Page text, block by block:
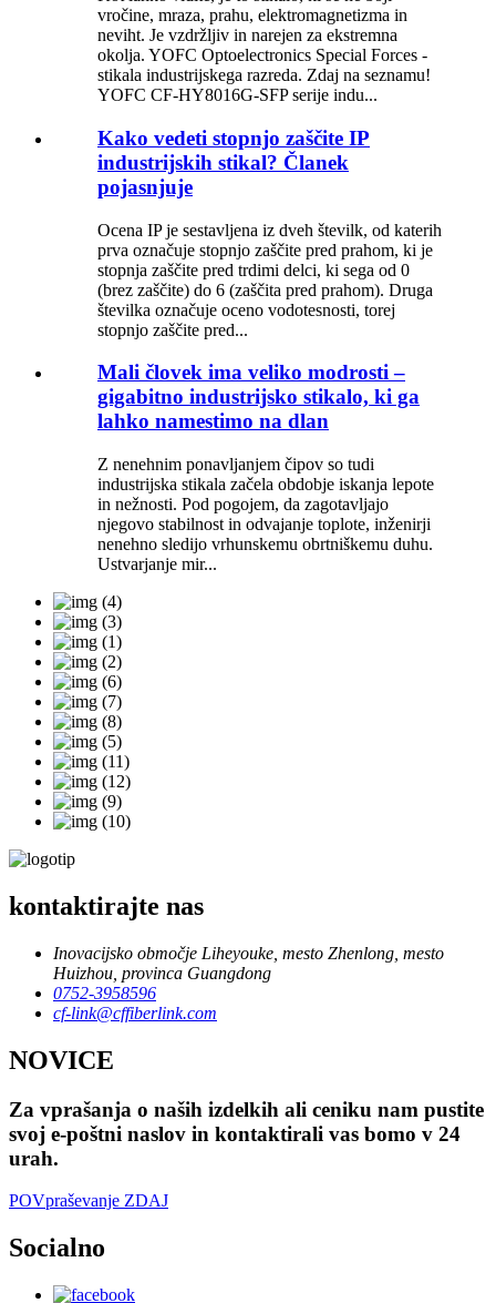
vročine, mraza, prahu, elektromagnetizma in
neviht. Je vzdržljiv in narejen za ekstremna
okolja. YOFC Optoelectronics Special Forces -
stikala industrijskega razreda. Zdaj na seznamu!
YOFC CF-HY8016G-SFP serije indu...
Kako vedeti stopnjo zaščite IP
industrijskih stikal? Članek
pojasnjuje
Ocena IP je sestavljena iz dveh številk, od katerih
prva označuje stopnjo zaščite pred prahom, ki je
stopnja zaščite pred trdimi delci, ki sega od 0
(brez zaščite) do 6 (zaščita pred prahom). Druga
številka označuje oceno vodotesnosti, torej
stopnjo zaščite pred...
Mali človek ima veliko modrosti –
gigabitno industrijsko stikalo, ki ga
lahko namestimo na dlan
Z nenehnim ponavljanjem čipov so tudi
industrijska stikala začela obdobje iskanja lepote
in nežnosti. Pod pogojem, da zagotavljajo
njegovo stabilnost in odvajanje toplote, inženirji
nenehno sledijo vrhunskemu obrtniškemu duhu.
Ustvarjanje mir...
kontaktirajte nas
Inovacijsko območje Liheyouke, mesto Zhenlong, mesto
Huizhou, provinca Guangdong
0752-3958596
cf-link@cffiberlink.com
NOVICE
Za vprašanja o naših izdelkih ali ceniku nam pustite
svoj e-poštni naslov in kontaktirali vas bomo v 24
urah.
POVpraševanje ZDAJ
Socialno